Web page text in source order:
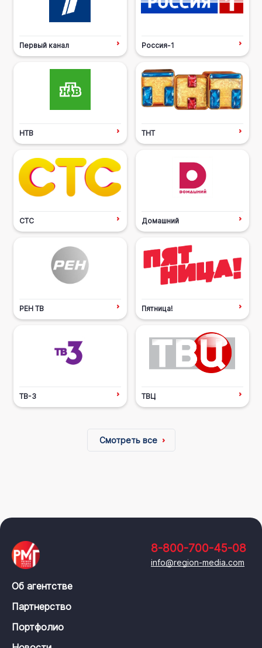
Первый канал Россия-1
НТВ ТНТ
СТС Домашний
РЕН ТВ Пятница!
ТВ-3 ТВЦ
Смотреть все
8-800-700-45-08
info@region-media.com
Об агентстве
Партнерство
Портфолио